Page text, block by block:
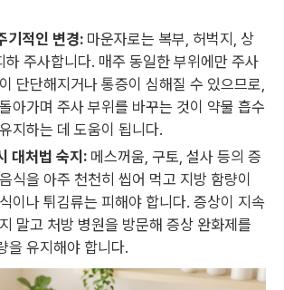
기적인 변경: 마운자로는 복부, 허벅지, 상
하 주사합니다. 매주 동일한 부위에만 주사
단단해지거나 통증이 심해질 수 있으므로,
아가며 주사 부위를 바꾸는 것이 약물 흡수
지하는 데 도움이 됩니다.
대처법 숙지: 메스꺼움, 구토, 설사 등의 증
식을 아주 천천히 씹어 먹고 지방 함량이
이나 튀김류는 피해야 합니다. 증상이 지속
말고 처방 병원을 방문해 증상 완화제를
을 유지해야 합니다.